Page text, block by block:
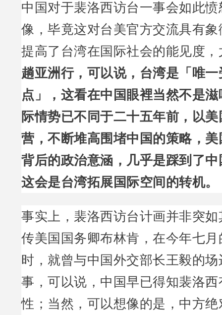
中国对于裴洛西访台一事会如此
像，毕竟这对台美官方交流具有
提高了台湾在国际社会的能见度，
趟亚洲行，可以说，台湾是「唯
点」，这看在中国眼裡当然不是
际情势已不同于二十五年前，以
营，不断堆高围堵中国的策略，
背后的政治意涵，几乎是踩到了
这会是台湾拓展国际空间的转机。
事实上，裴洛西访台计画并非突
传美国国务卿布林肯，在今年七
时，就曾与中国外交部长王毅的
事，可以说，中国早已得知裴洛
性；当然，可以想像的是，中方